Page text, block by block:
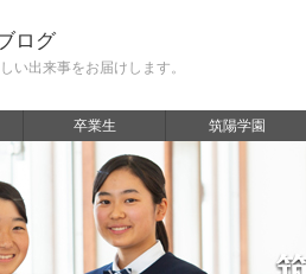
ログ
い出来事をお届けします。
卒業生 筑陽学園